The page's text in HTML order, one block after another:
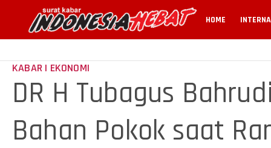
HOME
KABAR | EKONOMI
DR H Tubagus
Bahan Pokok saat